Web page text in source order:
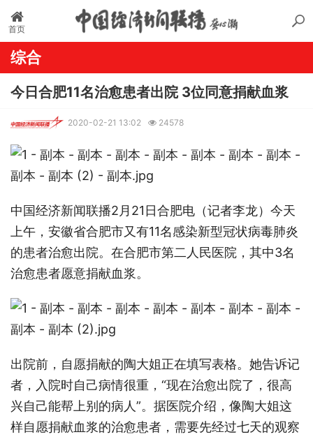
首页
综合
今日合肥11名治愈患者出院 3位同意捐献血浆
2020-02-21 13:02 24578
中国经济新闻联播2月21日合肥电（记者李龙）今天
上午，安徽省合肥市又有11名感染新型冠状病毒肺炎
的患者治愈出院。在合肥市第二人民医院，其中3名
治愈患者愿意捐献血浆。
出院前，自愿捐献的陶大姐正在填写表格。她告诉记
者，入院时自己病情很重，“现在治愈出院了，很高
兴自己能帮上别的病人”。据医院介绍，像陶大姐这
样自愿捐献血浆的治愈患者，需要先经过七天的观察